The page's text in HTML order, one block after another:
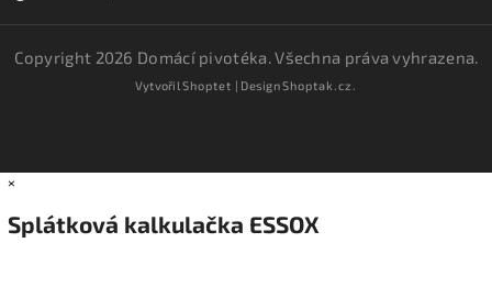
Copyright 2026 Domácí pivotéka. Všechna práva vyhrazena.
VytvořilShoptet | DesignShoptak.cz.
×
Splátková kalkulačka ESSOX